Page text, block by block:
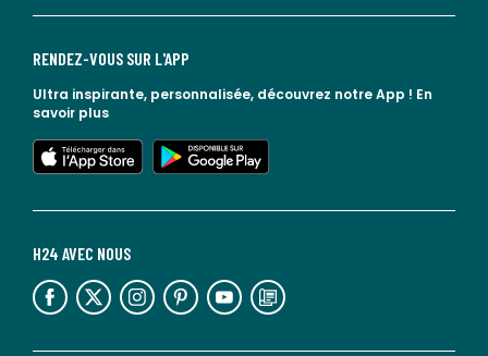
H24 AVEC NOUS
lien vers l'espace réseaux sociaux lien vers l'espace réseaux sociaux lien vers l'espace réseaux sociaux lien vers l'espace réseaux sociaux lien vers l'espace réseaux sociaux lien vers le blog la redoute
RENDEZ-VOUS SUR L'APP
Ultra inspirante, personnalisée, découvrez notre App ! En
savoir plus
lien vers l'app store
lien vers google play